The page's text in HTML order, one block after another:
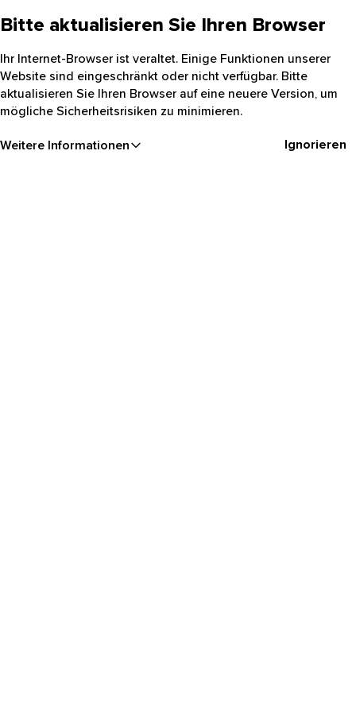
Bitte aktualisieren Sie Ihren Browser
Ihr Internet-Browser ist veraltet. Einige Funktionen unserer
Website sind eingeschränkt oder nicht verfügbar. Bitte
aktualisieren Sie Ihren Browser auf eine neuere Version, um
mögliche Sicherheitsrisiken zu minimieren.
Weitere Informationen Ignorieren